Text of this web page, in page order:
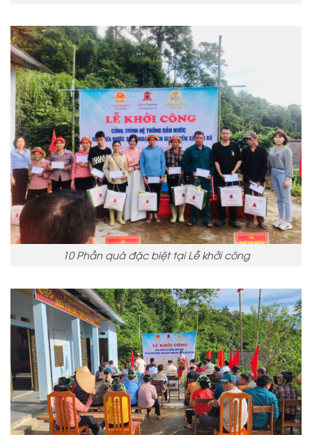
10 Phần quà đặc biệt tại Lễ khởi công